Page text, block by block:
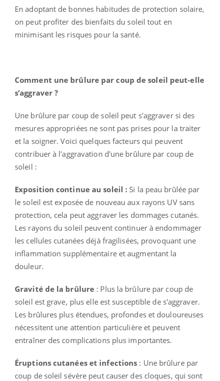
En adoptant de bonnes habitudes de protection solaire,
on peut profiter des bienfaits du soleil tout en
minimisant les risques pour la santé.
Comment une brûlure par coup de soleil peut-elle
s’aggraver ?
Une brûlure par coup de soleil peut s'aggraver si des
mesures appropriées ne sont pas prises pour la traiter
et la soigner. Voici quelques facteurs qui peuvent
contribuer à l'aggravation d'une brûlure par coup de
soleil :
Exposition continue au soleil : Si la peau brûlée par
le soleil est exposée de nouveau aux rayons UV sans
protection, cela peut aggraver les dommages cutanés.
Les rayons du soleil peuvent continuer à endommager
les cellules cutanées déjà fragilisées, provoquant une
inflammation supplémentaire et augmentant la
douleur.
Gravité de la brûlure : Plus la brûlure par coup de
soleil est grave, plus elle est susceptible de s'aggraver.
Les brûlures plus étendues, profondes et douloureuses
nécessitent une attention particulière et peuvent
entraîner des complications plus importantes.
Éruptions cutanées et infections : Une brûlure par
coup de soleil sévère peut causer des cloques, qui sont